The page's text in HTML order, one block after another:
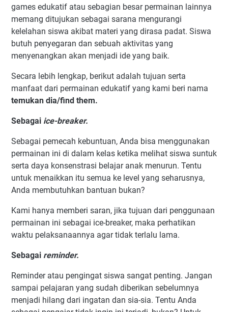
games edukatif atau sebagian besar permainan lainnya
memang ditujukan sebagai sarana mengurangi
kelelahan siswa akibat materi yang dirasa padat. Siswa
butuh penyegaran dan sebuah aktivitas yang
menyenangkan akan menjadi ide yang baik.
Secara lebih lengkap, berikut adalah tujuan serta
manfaat dari permainan edukatif yang kami beri nama
temukan dia/find them.
Sebagai ice-breaker.
Sebagai pemecah kebuntuan, Anda bisa menggunakan
permainan ini di dalam kelas ketika melihat siswa suntuk
serta daya konsenstrasi belajar anak menurun. Tentu
untuk menaikkan itu semua ke level yang seharusnya,
Anda membutuhkan bantuan bukan?
Kami hanya memberi saran, jika tujuan dari penggunaan
permainan ini sebagai ice-breaker, maka perhatikan
waktu pelaksanaannya agar tidak terlalu lama.
Sebagai reminder.
Reminder atau pengingat siswa sangat penting. Jangan
sampai pelajaran yang sudah diberikan sebelumnya
menjadi hilang dari ingatan dan sia-sia. Tentu Anda